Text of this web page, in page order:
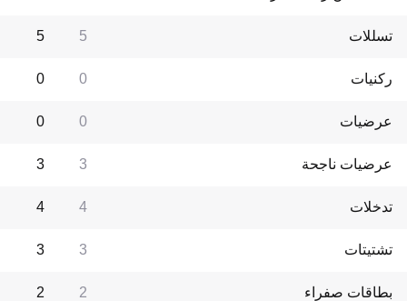
تسللات 5
5
ركنيات 0
0
عرضيات 0
0
عرضيات ناجحة 3
3
تدخلات 4
4
تشتيتات 3
3
بطاقات صفراء 2
2